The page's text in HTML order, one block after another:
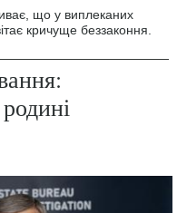
що у виплеканих
кричуще беззаконня.